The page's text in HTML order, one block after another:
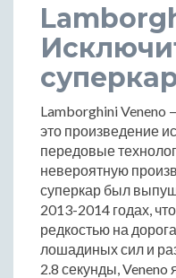
Lamborghini Veneno
это произведение
передовые
невероятную
суперкар был
2013-2014 годах,
редкостью на
лошадиных сил и
2.8 секунды,